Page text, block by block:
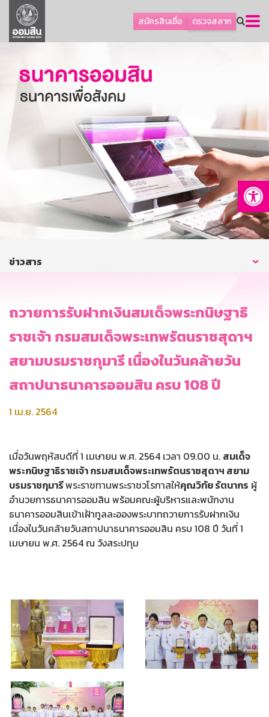
สมัครสินเชื่อ ตรวจสลาก
ลูกค้าธุรกิจ
ลูกค้าผู้ประกอบรายย่อย
ออมเพื่อสุข
เกี่ยวกับธนาคาร
การพัฒนาที่ยั่งยืน
บริการทางการเงิน
ติดต่อเรา
บริการออนไลน์
ข่าวสาร
ถวายการรับฝากเงินสมเด็จพระกนิษฐาธิ
ราชเจ้า กรมสมเด็จพระเทพรัตนราชสุดาฯ
สยามบรมราชกุมารี เนื่องในวันคล้ายวัน
สถาปนาธนาคารออมสิน ครบ 108 ปี
1 เม.ย. 2564
เมื่อวันพฤหัสบดีที่ 1 เมษายน พ.ศ. 2564 เวลา 09.00 น. สมเด็จ
พระกนิษฐาธิราชเจ้า กรมสมเด็จพระเทพรัตนราชสุดาฯ สยาม
บรมราชกุมารีพระราชทานพระราชวโรกาสให้คุณวิทัย รัตนากร ผู้
อำนวยการธนาคารออมสิน พร้อมคณะผู้บริหารและพนักงาน
ธนาคารออมสินเข้าเฝ้าทูลละอองพระบาทถวายการรับฝากเงิน
เนื่องในวันคล้ายวันสถาปนาธนาคารออมสิน ครบ 108 ปี วันที่ 1
เมษายน พ.ศ. 2564 ณ วังสระปทุม